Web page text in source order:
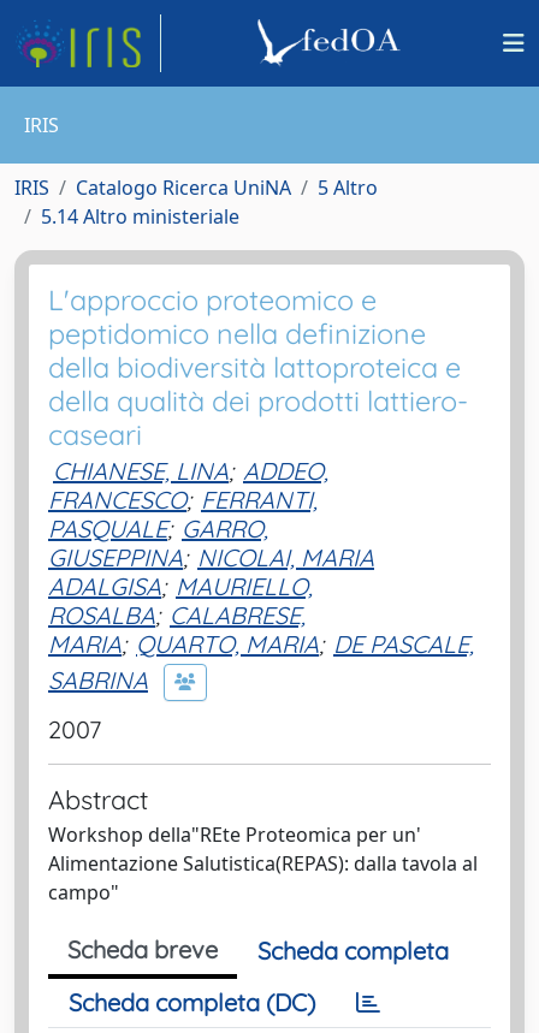
IRIS
IRIS Catalogo Ricerca UniNA
5 Altro
5.14 Altro ministeriale
L'approccio proteomico e
peptidomico nella definizione
della biodiversità lattoproteica e
della qualità dei prodotti lattiero-
caseari
CHIANESE, LINA; ADDEO,
FRANCESCO; FERRANTI,
PASQUALE; GARRO,
GIUSEPPINA; NICOLAI, MARIA
ADALGISA; MAURIELLO,
ROSALBA; CALABRESE,
MARIA; QUARTO, MARIA; DE PASCALE,
SABRINA
2007
Abstract
Workshop della"REte Proteomica per un'
Alimentazione Salutistica(REPAS): dalla tavola al
campo"
Scheda breve
Scheda completa
Scheda completa (DC)